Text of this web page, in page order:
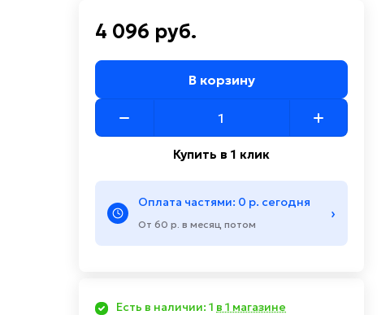
4 096 руб.
В корзину
Купить в 1 клик
Оплата частями: 0 р. сегодня
От 60 р. в месяц потом
›
Есть в наличии: 1 в 1 магазине